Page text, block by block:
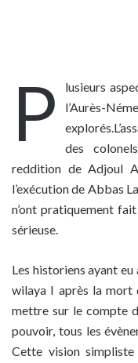
P
lusieurs
l’Aurès-
des
reddition de Adjoul
l’exécution de Abbas
n’ont pratiquement
sérieuse.
Les historiens ayant
wilaya I après la mort
mettre sur le compte
pouvoir, tous les
Cette vision simpliste